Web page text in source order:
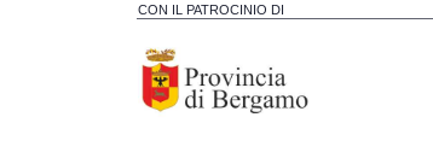
CON IL PATROCINIO DI